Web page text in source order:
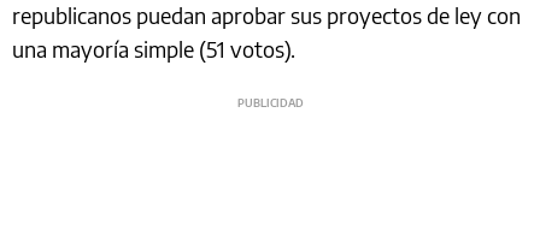
republicanos puedan aprobar sus proyectos de ley con
una mayoría simple (51 votos).